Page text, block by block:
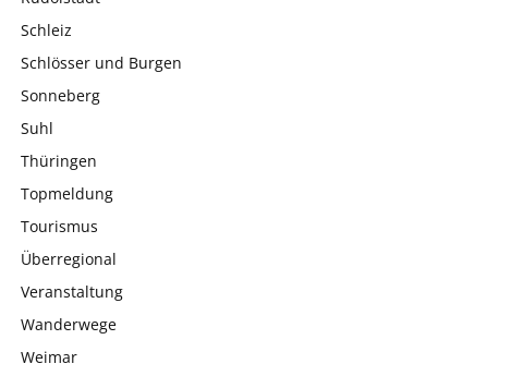
Schleiz
Schlösser und Burgen
Sonneberg
Suhl
Thüringen
Topmeldung
Tourismus
Überregional
Veranstaltung
Wanderwege
Weimar